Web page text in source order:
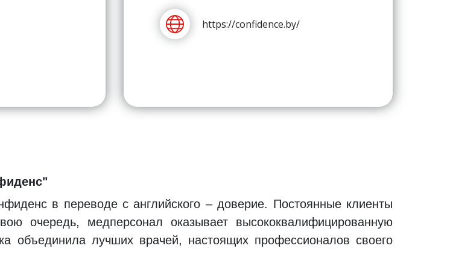
https://confidence.by/
в переводе с английского – доверие. Постоянные клиенты
очередь, медперсонал оказывает высококвалифицированную
объединила лучших врачей, настоящих профессионалов своего